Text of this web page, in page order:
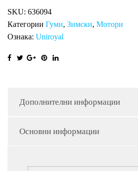
GEOMAX
MX33
ЗАДНА
количина
SKU: 636094
Категории Гуми, Зимски, Мотори
Ознака: Uniroyal
Дополнителни информации
Основни информации